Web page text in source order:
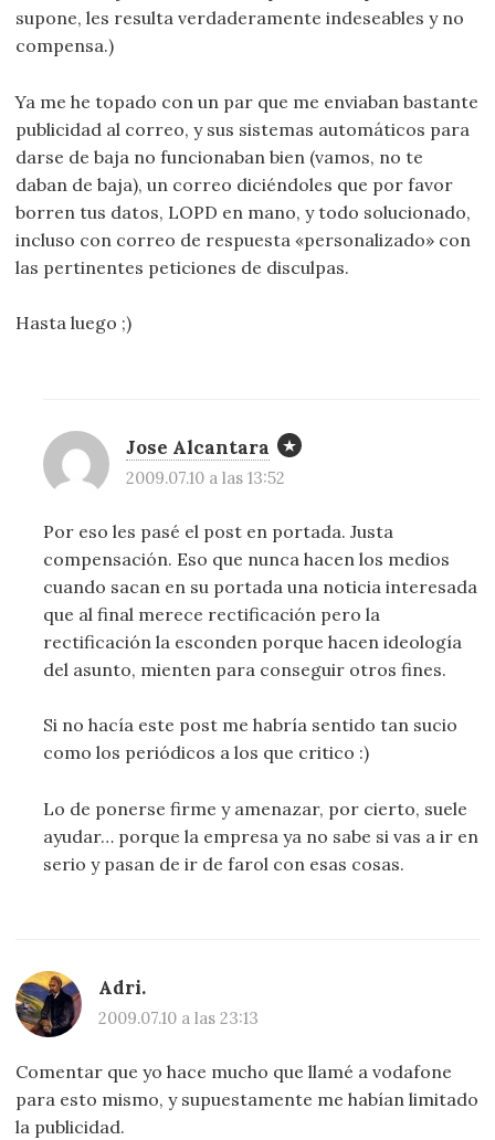
supone, les resulta verdaderamente indeseables y no
compensa.)
Ya me he topado con un par que me enviaban bastante
publicidad al correo, y sus sistemas automáticos para
darse de baja no funcionaban bien (vamos, no te
daban de baja), un correo diciéndoles que por favor
borren tus datos, LOPD en mano, y todo solucionado,
incluso con correo de respuesta «personalizado» con
las pertinentes peticiones de disculpas.
Hasta luego ;)
Jose Alcantara
2009.07.10 a las 13:52
Por eso les pasé el post en portada. Justa
compensación. Eso que nunca hacen los medios
cuando sacan en su portada una noticia interesada
que al final merece rectificación pero la
rectificación la esconden porque hacen ideología
del asunto, mienten para conseguir otros fines.
Si no hacía este post me habría sentido tan sucio
como los periódicos a los que critico :)
Lo de ponerse firme y amenazar, por cierto, suele
ayudar… porque la empresa ya no sabe si vas a ir en
serio y pasan de ir de farol con esas cosas.
Adri.
2009.07.10 a las 23:13
Comentar que yo hace mucho que llamé a vodafone
para esto mismo, y supuestamente me habían limitado
la publicidad.